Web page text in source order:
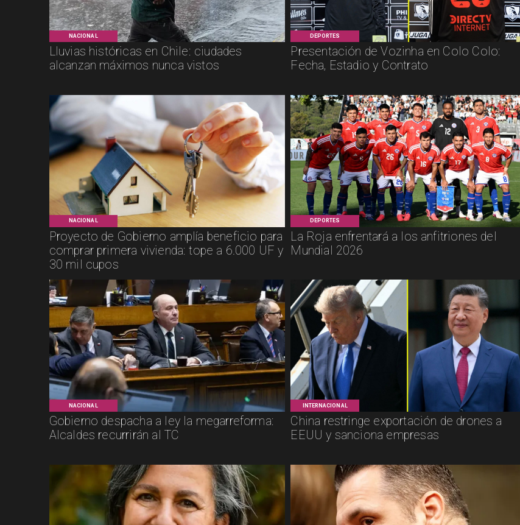
NACIONAL
Lluvias históricas en Chile: ciudades
alcanzan máximos nunca vistos
DEPORTES
Presentación de Vozinha en Colo Colo:
Fecha, Estadio y Contrato
NACIONAL
Proyecto de Gobierno amplía beneficio para
comprar primera vivienda: tope a 6.000 UF y
30 mil cupos
DEPORTES
La Roja enfrentará a los anfitriones del
Mundial 2026
NACIONAL
Gobierno despacha a ley la megarreforma:
Alcaldes recurrirán al TC
INTERNACIONAL
China restringe exportación de drones a
EEUU y sanciona empresas